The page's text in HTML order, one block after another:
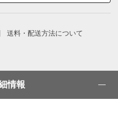
送料・配送方法について
情報